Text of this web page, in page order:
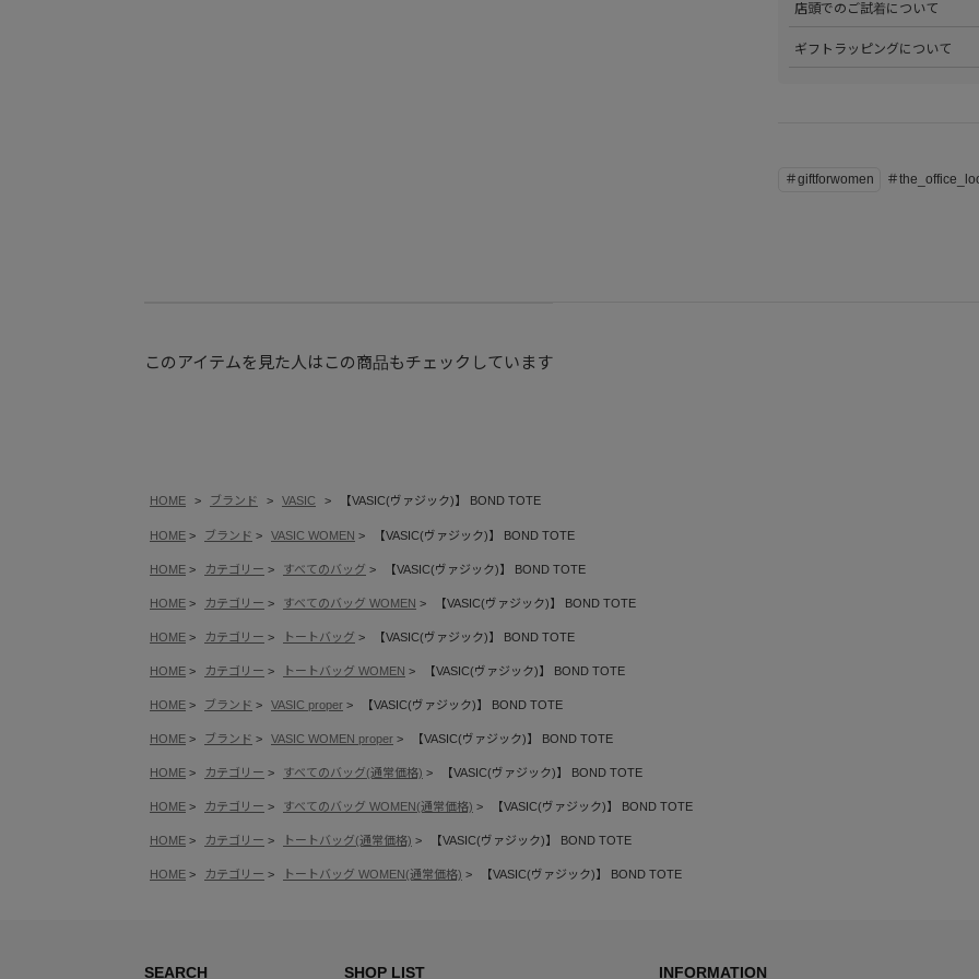
詳しくはこちらをご覧ください
店頭でのご試着について
くはこちらをご覧ください。
ギフトラッピングについて
＃giftforwomen ＃
このアイテムを見た人はこの商品もチェックしています
HOME ブランド VASIC 【VASIC(ヴァジック)】 BOND TOTE
HOME ブランド VASIC WOMEN 【VASIC(ヴァジック)】 BOND TOTE
HOME カテゴリー すべてのバッグ 【VASIC(ヴァジック)】 BOND TOTE
HOME カテゴリー すべてのバッグ WOMEN 【VASIC(ヴァジック)】 BOND TOTE
HOME カテゴリー トートバッグ 【VASIC(ヴァジック)】 BOND TOTE
HOME カテゴリー トートバッグ WOMEN 【VASIC(ヴァジック)】 BOND TOTE
HOME ブランド VASIC proper 【VASIC(ヴァジック)】 BOND TOTE
HOME ブランド VASIC WOMEN proper 【VASIC(ヴァジック)】 BOND TOTE
HOME カテゴリー すべてのバッグ(通常価格) 【VASIC(ヴァジック)】 BOND TOTE
HOME カテゴリー すべてのバッグ WOMEN(通常価格) 【VASIC(ヴァジック)】 BOND TOTE
HOME カテゴリー トートバッグ(通常価格) 【VASIC(ヴァジック)】 BOND TOTE
HOME カテゴリー トートバッグ WOMEN(通常価格) 【VASIC(ヴァジック)】 BOND TOTE
SEARCH SHOP LIST INFORMATION